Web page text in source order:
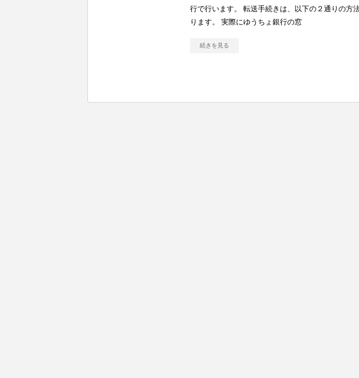
行で行います。 転送手続きは、以下の２通りの方
ります。 実際にゆうちょ銀行の窓
続きを見る